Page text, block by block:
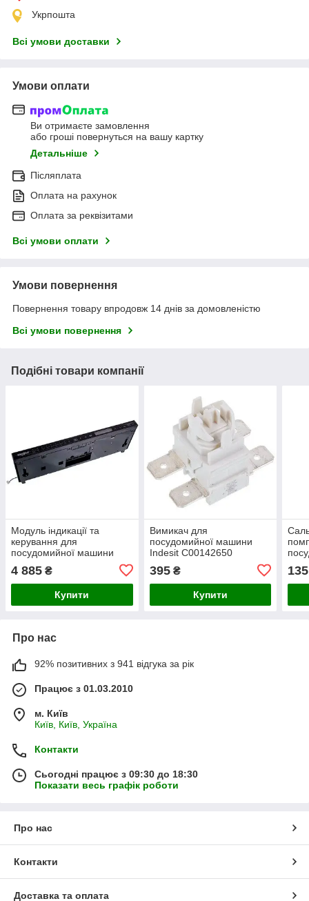
Укрпошта
Всі умови доставки
Умови оплати
Ви отримаєте замовлення
або гроші повернуться на вашу картку
Детальніше
Післяплата
Оплата на рахунок
Оплата за реквізитами
Всі умови оплати
Умови повернення
Повернення товару впродовж 14 днів за домовленістю
Всі умови повернення
Подібні товари компанії
Модуль індикації та
керування для
посудомийної машини
4 885 ₴
Купити
Вимикач для
посудомийної машини
Indesit C00142650
395₴
Купити
135
Про нас
92% позитивних з 941 відгука за рік
Працює з 01.03.2010
м. Київ
Київ, Київ, Україна
Контакти
Сьогодні працює з 09:30 до 18:30
Показати весь графік роботи
Про нас
Контакти
Доставка та оплата